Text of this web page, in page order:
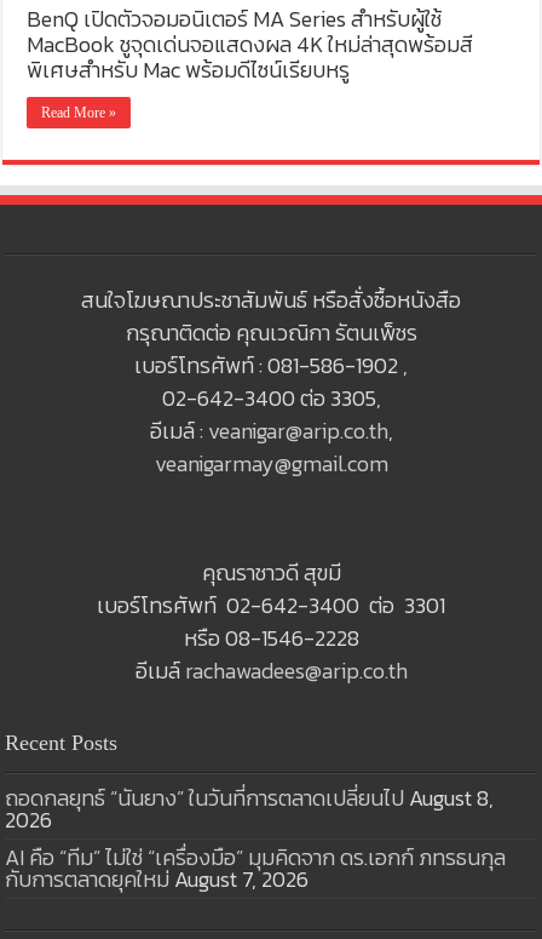
BenQ เปิดตัวจอมอนิเตอร์ MA Series สำหรับผู้ใช้
MacBook ชูจุดเด่นจอแสดงผล 4K ใหม่ล่าสุดพร้อมสี
พิเศษสำหรับ Mac พร้อมดีไซน์เรียบหรู
Read More »
สนใจโฆษณาประชาสัมพันธ์ หรือสั่งซื้อหนังสือ
กรุณาติดต่อ คุณเวณิกา รัตนเพ็ชร
เบอร์โทรศัพท์ : 081-586-1902 ,
02-642-3400 ต่อ 3305,
อีเมล์ : veanigar@arip.co.th,
veanigarmay@gmail.com
คุณราชาวดี สุขมี
เบอร์โทรศัพท์ 02-642-3400 ต่อ 3301
หรือ 08-1546-2228
อีเมล์rachawadees@arip.co.th
Recent Posts
ถอดกลยุทธ์ “นันยาง” ในวันที่การตลาดเปลี่ยนไป August 8,
2026
AI คือ “ทีม” ไม่ใช่ “เครื่องมือ” มุมคิดจาก ดร.เอกก์ ภทรธนกุล
กับการตลาดยุคใหม่ August 7, 2026